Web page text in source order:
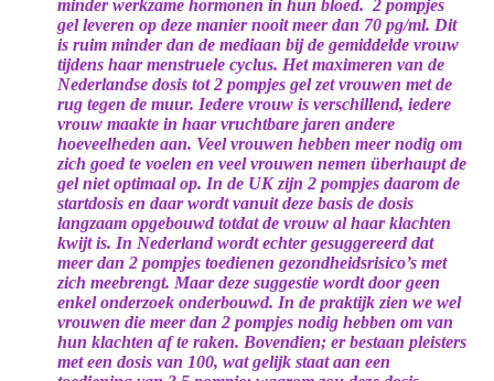
minder werkzame hormonen in hun bloed. 2 pompjes
gel leveren op deze manier nooit meer dan 70 pg/ml. Dit
is ruim minder dan de mediaan bij de gemiddelde vrouw
tijdens haar menstruele cyclus. Het maximeren van de
Nederlandse dosis tot 2 pompjes gel zet vrouwen met de
rug tegen de muur. Iedere vrouw is verschillend, iedere
vrouw maakte in haar vruchtbare jaren andere
hoeveelheden aan. Veel vrouwen hebben meer nodig om
zich goed te voelen en veel vrouwen nemen überhaupt de
gel niet optimaal op. In de UK zijn 2 pompjes daarom de
startdosis en daar wordt vanuit deze basis de dosis
langzaam opgebouwd totdat de vrouw al haar klachten
kwijt is. In Nederland wordt echter gesuggereerd dat
meer dan 2 pompjes toedienen gezondheidsrisico’s met
zich meebrengt. Maar deze suggestie wordt door geen
enkel onderzoek onderbouwd. In de praktijk zien we wel
vrouwen die meer dan 2 pompjes nodig hebben om van
hun klachten af te raken. Bovendien; er bestaan pleisters
met een dosis van 100, wat gelijk staat aan een